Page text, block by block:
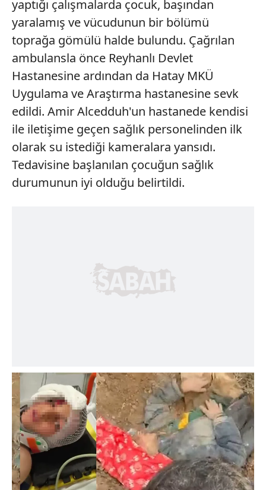
yaptığı çalışmalarda çocuk, başından
yaralamış ve vücudunun bir bölümü
toprağa gömülü halde bulundu. Çağrılan
ambulansla önce Reyhanlı Devlet
Hastanesine ardından da Hatay MKÜ
Uygulama ve Araştırma hastanesine sevk
edildi. Amir Alcedduh'un hastanede kendisi
ile iletişime geçen sağlık personelinden ilk
olarak su istediği kameralara yansıdı.
Tedavisine başlanılan çocuğun sağlık
durumunun iyi olduğu belirtildi.